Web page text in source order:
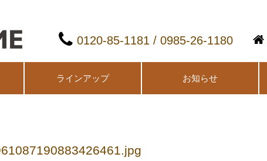
0120-85-1181 / 0985-26-1180
ラインアップ お知らせ